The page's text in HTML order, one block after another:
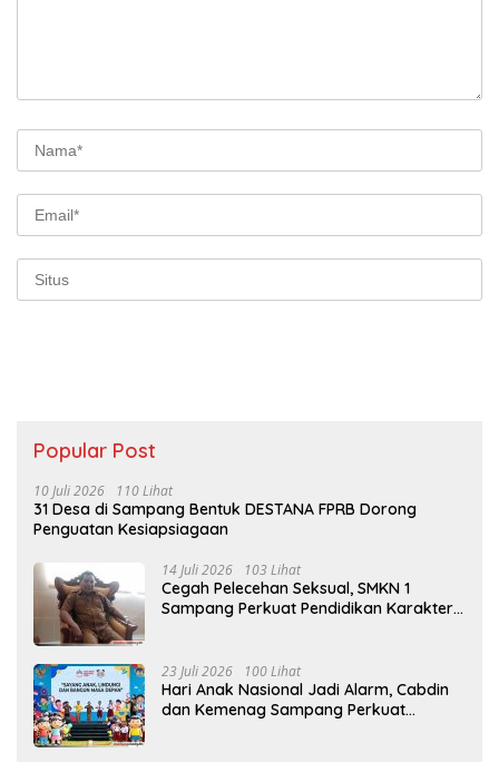
Popular Post
10 Juli 2026 110 Lihat
31 Desa di Sampang Bentuk DESTANA FPRB Dorong
Penguatan Kesiapsiagaan
14 Juli 2026 103 Lihat
Cegah Pelecehan Seksual, SMKN 1
Sampang Perkuat Pendidikan Karakter
23 Juli 2026 100 Lihat
Hari Anak Nasional Jadi Alarm, Cabdin
dan Kemenag Sampang Perkuat